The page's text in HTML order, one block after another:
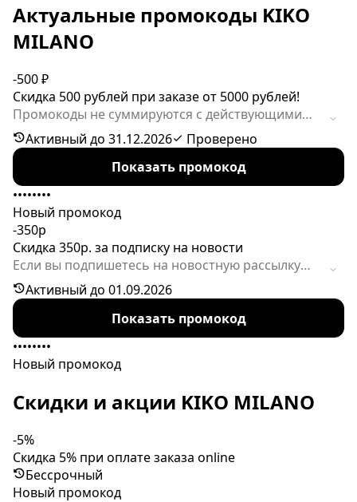
Актуальные промокоды KIKO
MILANO
-500 ₽
Скидка 500 рублей при заказе от 5000 рублей!
Промокоды не суммируются с действующими
акциями на сайте, но на неакционные чеки
могут действовать.
Активный до 31.12.2026
Проверено
Показать промокод
••••••••
Новый промокод
-350р
Скидка 350р. за подписку на новости
Если вы подпишетесь на новостную рассылку
интернет-магазина, то получите на почту
письмо с кодом персональной скидки на первый
Активный до 01.09.2026
Показать промокод
••••••••
Новый промокод
Скидки и акции KIKO MILANO
-5%
Скидка 5% при оплате заказа online
Бессрочный
Новый промокод